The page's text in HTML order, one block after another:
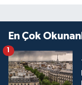
En Çok
1